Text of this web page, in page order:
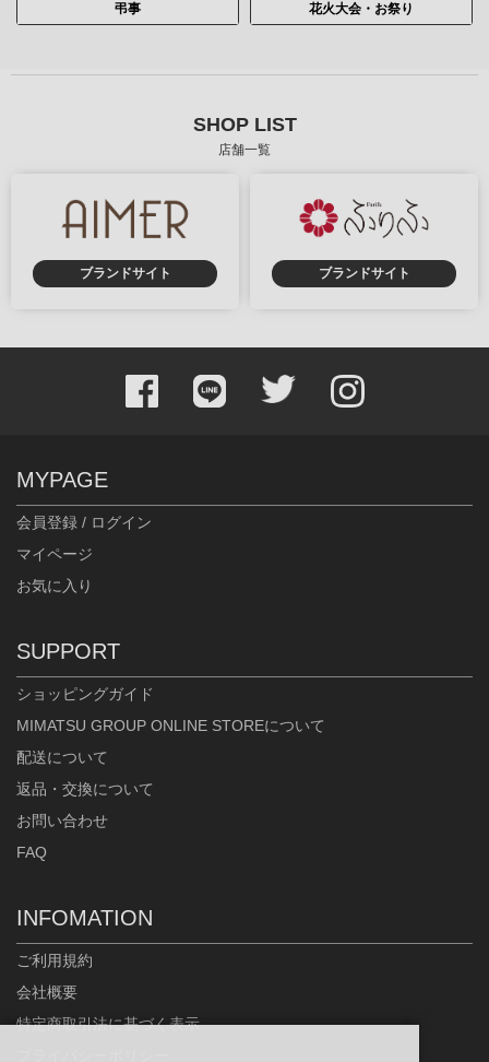
弔事 花火大会・お祭り
SHOP LIST
店舗一覧
ブランドサイト ブランドサイト
MYPAGE
会員登録 / ログイン
マイページ
お気に入り
SUPPORT
ショッピングガイド
MIMATSU GROUP ONLINE STOREについて
配送について
返品・交換について
お問い合わせ
FAQ
INFOMATION
ご利用規約
会社概要
特定商取引法に基づく表示